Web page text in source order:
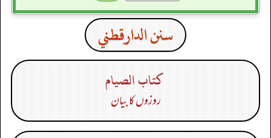
سنن الدارقطني
كتاب الصيام
روزوں کا بیان